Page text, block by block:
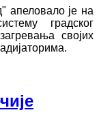
апеловало је на
градског
својих